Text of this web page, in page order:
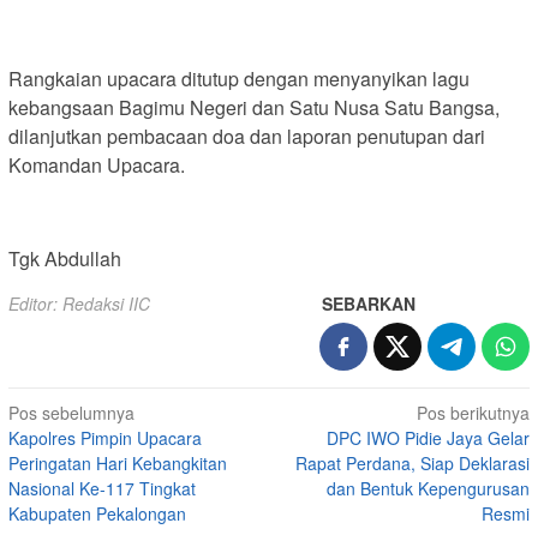
Rangkaian upacara ditutup dengan menyanyikan lagu
kebangsaan Bagimu Negeri dan Satu Nusa Satu Bangsa,
dilanjutkan pembacaan doa dan laporan penutupan dari
Komandan Upacara.
Tgk Abdullah
Editor: Redaksi IIC SEBARKAN
Navigasi
pos
Pos sebelumnya
Kapolres Pimpin Upacara
Peringatan Hari Kebangkitan
Nasional Ke-117 Tingkat
Kabupaten Pekalongan
Pos berikutnya
DPC IWO Pidie Jaya Gelar
Rapat Perdana, Siap Deklarasi
dan Bentuk Kepengurusan
Resmi